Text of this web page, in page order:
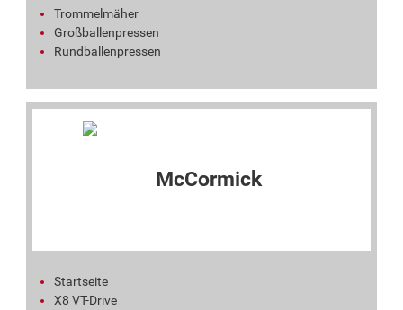
Trommelmäher
Großballenpressen
Rundballenpressen
Startseite
X8 VT-Drive